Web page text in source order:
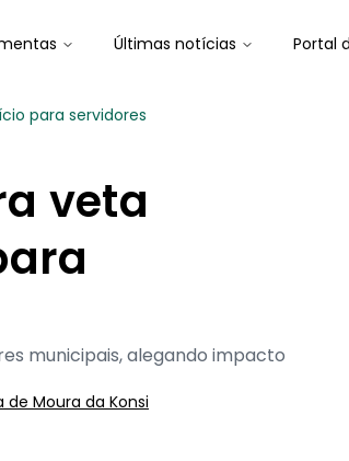
Últimas notícias Portal
para servidores
veta
municipais, alegando impacto
de Moura da Konsi